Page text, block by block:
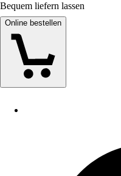
Bequem liefern lassen
Online bestellen